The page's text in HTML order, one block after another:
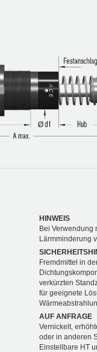
HINWEIS
Bei Verwendung
Lärmminderung
Fremdmittel in
verkürzten
für geeignete
AUF ANFRAGE
Vernickelt,
oder in anderen
Einstellbare HT